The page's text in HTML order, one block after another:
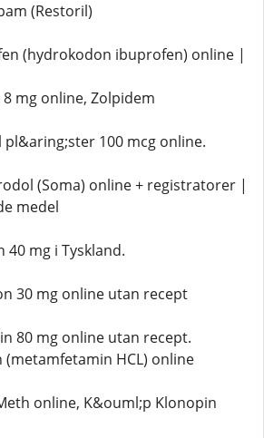
(Restoril)
(hydrokodon ibuprofen) online |
mg online, Zolpidem
pl&aring;ster 100 mcg online.
(Soma) online + registratorer |
medel
mg i Tyskland.
30 mg online utan recept
80 mg online utan recept.
(metamfetamin HCL) online
online, K&ouml;p Klonopin